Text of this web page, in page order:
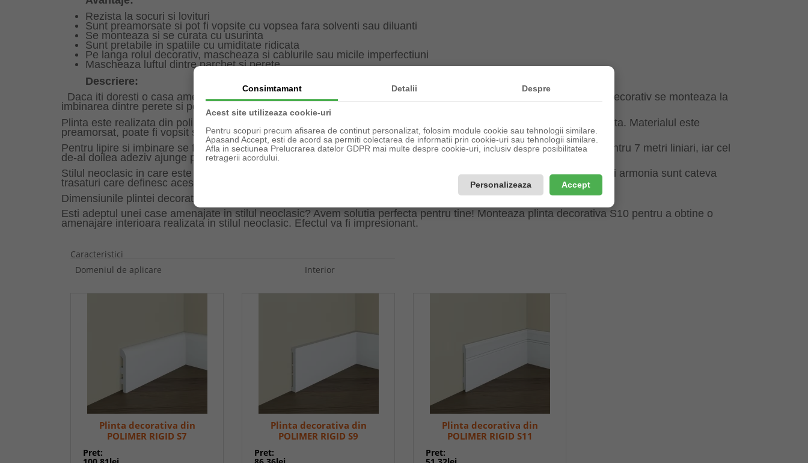
Rezista la socuri si lovituri
Sunt preamorsate si pot fi vopsite cu vopsea fara solventi sau diluanti
Se monteaza si se curata cu usurinta
Sunt pretabile in spatiile cu umiditate ridicata
Pe langa rolul decorativ, mascheaza si cablurile sau micile imperfectiuni
Mascheaza luftul dintre parchet si perete
Descriere:
Daca iti doresti o casa amenajata in stilul neoclasic, atunci plinta decorativa S10 este alegerea ideala. Elementul decorativ se monteaza la
imbinarea dintre perete si podea si, pe langa rolul sau decorativ, ajuta la mascarea micilor imperfectiuni.
Plinta este realizata din polimer rigid, un materal rezistent la lovituri si care se preteaza in spatiile cu umiditate ridicata. Materialul este
preamorsat, poate fi vopsit si slefuit.
Pentru lipire si imbinare se folosesc adezivii Fixx&Go si Adezivul de imbinare Profixx. Un tub de Fixx&Go ajunge pentru 7 metri liniari, iar cel
de-al doilea adeziv ajunge pentru 35 de imbinari.
Stilul neoclasic in care este realizat modelul plintei decorative se caracterizeaza prin linii curbe. Ordinea, echilibrul si armonia sunt cateva
trasaturi care definesc acest stil de design interior.
Dimensiunile plintei decorative din polimer rigid S10 (adancime, intaltime, lungime) sunt: 10.5x2.3x200 cm.
Esti adeptul unei case amenajate in stilul neoclasic? Avem solutia perfecta pentru tine! Monteaza plinta decorativa S10 pentru a obtine o
amenajare interioara realizata in stilul neoclasic. Efectul va fi impresionant.
Caracteristici
Domeniul de aplicare
Interior
Plinta decorativa din
POLIMER RIGID S7
Pret:
Plinta decorativa din
POLIMER RIGID S9
Pret:
Plinta decorativa din
POLIMER RIGID S11
Pret:
Consimtamant Detalii Despre
Acest site utilizeaza cookie-uri
Pentru scopuri precum afisarea de continut personalizat, folosim module cookie sau tehnologii similare.
Apasand Accept, esti de acord sa permiti colectarea de informatii prin cookie-uri sau tehnologii similare.
Afla in sectiunea Prelucrarea datelor GDPR mai multe despre cookie-uri, inclusiv despre posibilitatea
retragerii acordului.
Personalizeaza Accept